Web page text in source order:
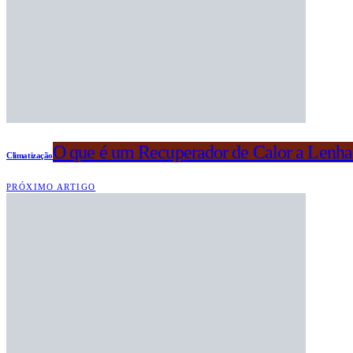
ClimatizaçãoO que é um Recuperador de Calor a
PRÓXIMO ARTIGO